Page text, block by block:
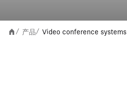
/ 产品/ Video conference systems